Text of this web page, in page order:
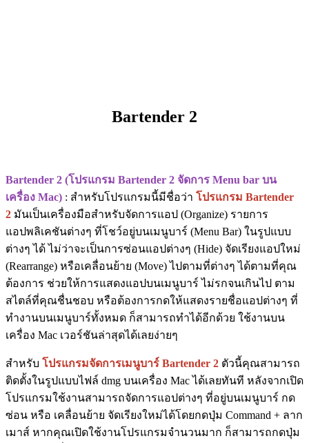
Bartender 2
Bartender 2 (โปรแกรม Bartender 2 จัดการ Menu bar บน
เครื่อง Mac) : สำหรับโปรแกรมนี้มีชื่อว่า โปรแกรม Bartender
2 มันเป็นเครื่องมือสำหรับจัดการแอป (Organize) รายการ
แอปพลิเคชันต่างๆ ที่โชว์อยู่บนเมนูบาร์ (Menu Bar) ในรูปแบบ
ต่างๆ ได้ ไม่ว่าจะเป็นการซ่อนแอปต่างๆ (Hide) จัดเรียงแอปใหม่
(Rearrange) หรือเคลื่อนย้าย (Move) ไปตามที่ต่างๆ ได้ตามที่คุณ
ต้องการ ช่วยให้การแสดงแอปบนเมนูบาร์ ไม่รกจนเกินไป ตาม
สไตล์ที่คุณชื่นชอบ หรือต้องการกดให้แสดงรายชื่อแอปต่างๆ ที่
ทำงานบนเมนูบาร์ทั้งหมด ก็สามารถทำได้อีกด้วย ใช้งานบน
เครื่อง Mac เวอร์ชันล่าสุดได้เลยง่ายๆ
สำหรับ โปรแกรมจัดการเมนูบาร์ Bartender 2 ตัวนี้คุณสามารถ
ติดตั้งในรูปแบบไฟล์ dmg บนเครื่อง Mac ได้เลยทันที หลังจากเปิด
โปรแกรมใช้งานสามารถจัดการแอปต่างๆ ที่อยู่บนเมนูบาร์ กด
ซ่อน หรือ เคลื่อนย้าย จัดเรียงใหม่ได้โดยกดปุ่ม Command + ลาก
เมาส์ หากคุณเปิดใช้งานโปรแกรมจำนวนมาก ก็สามารถกดปุ่ม